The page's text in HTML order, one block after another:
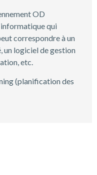
OD
qui
correspondre à un
un logiciel de gestion
etc.
(planification des